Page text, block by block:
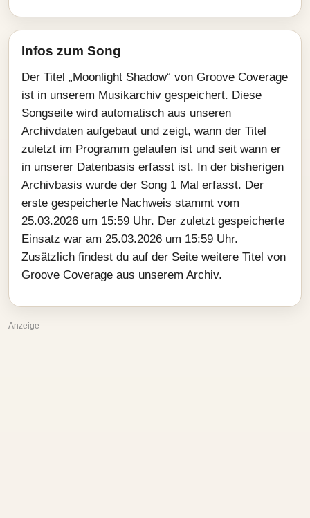
Infos zum Song
Der Titel „Moonlight Shadow“ von Groove Coverage
ist in unserem Musikarchiv gespeichert. Diese
Songseite wird automatisch aus unseren
Archivdaten aufgebaut und zeigt, wann der Titel
zuletzt im Programm gelaufen ist und seit wann er
in unserer Datenbasis erfasst ist. In der bisherigen
Archivbasis wurde der Song 1 Mal erfasst. Der
erste gespeicherte Nachweis stammt vom
25.03.2026 um 15:59 Uhr. Der zuletzt gespeicherte
Einsatz war am 25.03.2026 um 15:59 Uhr.
Zusätzlich findest du auf der Seite weitere Titel von
Groove Coverage aus unserem Archiv.
Anzeige